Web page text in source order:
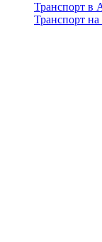
Транспорт в
Транспорт